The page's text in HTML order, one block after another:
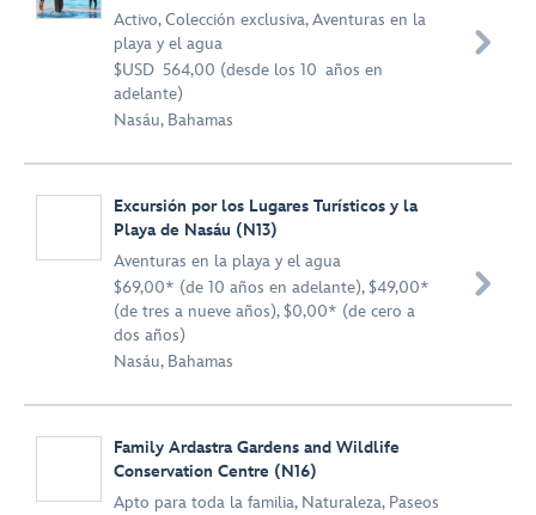
Activo,Colección exclusiva,Aventuras en la
playa y el agua
$USD 564,00 (desde los 10 años en
adelante)
Nasáu, Bahamas

Excursión por los Lugares Turísticos y la
Playa de Nasáu (N13)
Aventuras en la playa y el agua
$69,00* (de 10 años en adelante), $49,00*
(de tres a nueve años), $0,00* (de cero a
dos años)
Nasáu, Bahamas

Family Ardastra Gardens and Wildlife
Conservation Centre (N16)
Apto para toda la familia, Naturaleza, Paseos